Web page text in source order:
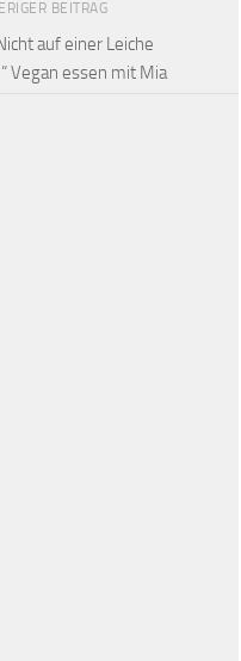
BEITRAG
auf einer Leiche
Vegan essen mit Mia